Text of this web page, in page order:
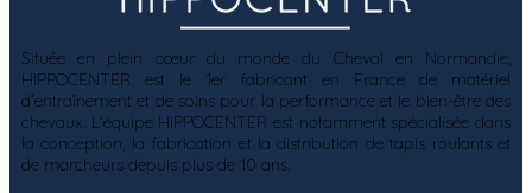
Située en plein cœur du monde du Cheval en Normandie,
HIPPOCENTER est le 1er fabricant en France de matériel
d'entraînement et de soins pour la performance et le bien-être des
chevaux. L'équipe HIPPOCENTER est notamment spécialisée dans
la conception, la fabrication et la distribution de tapis roulants et
de marcheurs depuis plus de 10 ans.